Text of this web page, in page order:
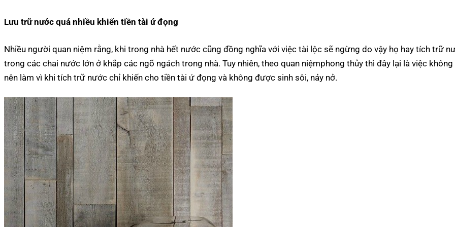
Lưu trữ nước quá nhiều khiến tiền tài ứ đọng
Nhiều người quan niệm rằng, khi trong nhà hết nước cũng đồng nghĩa với việc tài lộc sẽ ngừng do vậy họ hay tích trữ
trong các chai nước lớn ở khắp các ngõ ngách trong nhà. Tuy nhiên, theo quan niệmphong thủy thì đây lại là việc không
nên làm vì khi tích trữ nước chỉ khiến cho tiền tài ứ đọng và không được sinh sôi, nảy nở.